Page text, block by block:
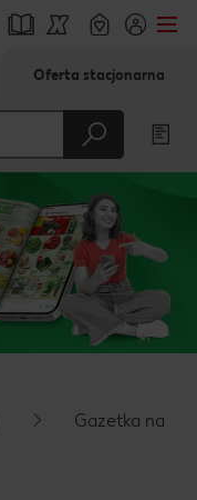
Oferta stacjonarna
Gazetka na